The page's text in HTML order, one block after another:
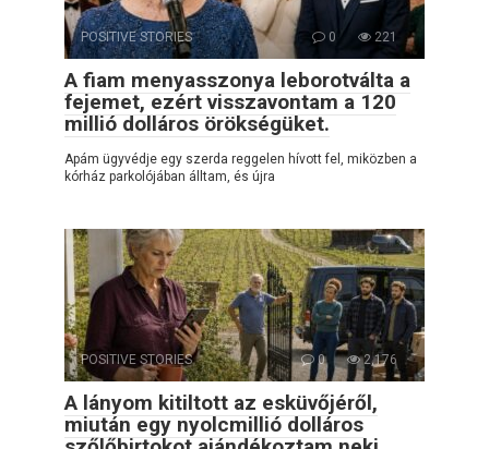
POSITIVE STORIES 0 221
A fiam menyasszonya leborotválta a
fejemet, ezért visszavontam a 120
millió dolláros örökségüket.
Apám ügyvédje egy szerda reggelen hívott fel, miközben a
kórház parkolójában álltam, és újra
POSITIVE STORIES 0 2,176
A lányom kitiltott az esküvőjéről,
miután egy nyolcmillió dolláros